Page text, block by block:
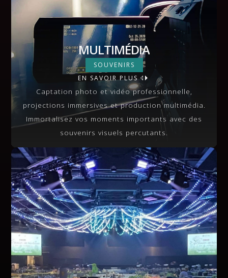
MULTIMÉDIA
MULTIMÉDIA
SOUVENIRS
EN SAVOIR PLUS
VIEW MORE
Captation photo et vidéo professionnelle,
projections immersives et production multimédia.
Immortalisez vos moments importants avec des
souvenirs visuels percutants.